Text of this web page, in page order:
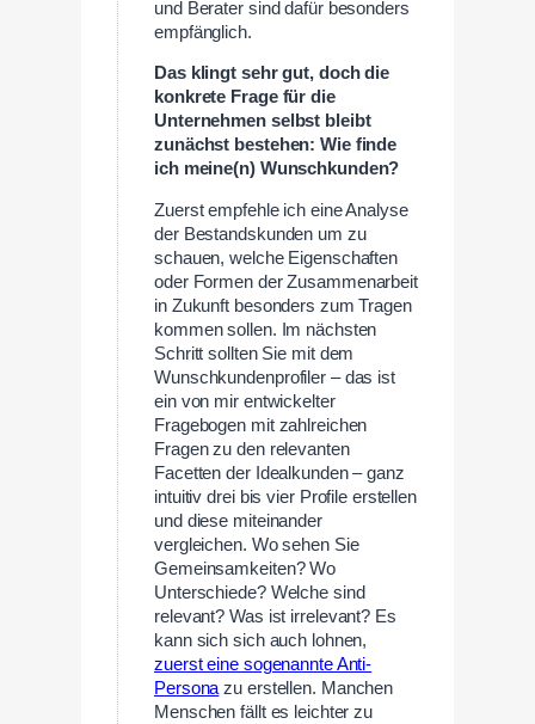
und Berater sind dafür besonders
empfänglich.
Das klingt sehr gut, doch die
konkrete Frage für die
Unternehmen selbst bleibt
zunächst bestehen: Wie finde
ich meine(n) Wunschkunden?
Zuerst empfehle ich eine Analyse
der Bestandskunden um zu
schauen, welche Eigenschaften
oder Formen der Zusammenarbeit
in Zukunft besonders zum Tragen
kommen sollen. Im nächsten
Schritt sollten Sie mit dem
Wunschkundenprofiler – das ist
ein von mir entwickelter
Fragebogen mit zahlreichen
Fragen zu den relevanten
Facetten der Idealkunden – ganz
intuitiv drei bis vier Profile erstellen
und diese miteinander
vergleichen. Wo sehen Sie
Gemeinsamkeiten? Wo
Unterschiede? Welche sind
relevant? Was ist irrelevant? Es
kann sich sich auch lohnen,
zuerst eine sogenannte Anti-
Persona zu erstellen. Manchen
Menschen fällt es leichter zu